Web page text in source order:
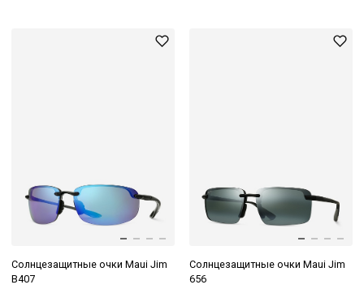
Солнцезащитные очки Maui Jim
B407
Солнцезащитные очки Maui Jim
656